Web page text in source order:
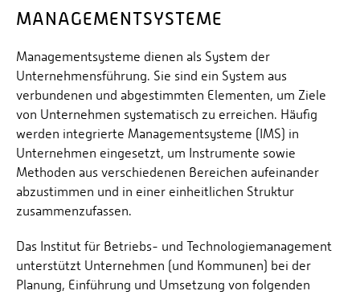
Nationalparkforschung
Perival
Robotix-Academy
S.U.N.-Projekt
Umweltinformationssysteme
Örtlicher Personalrat
ERNEUERBARE/HOCHEFFIZIENTE ENERGIESYSTEME
MANAGEMENTSYSTEME
Managementsysteme dienen als System der
Unternehmensführung. Sie sind ein System aus
verbundenen und abgestimmten Elementen, um Ziele
von Unternehmen systematisch zu erreichen. Häufig
werden integrierte Managementsysteme (IMS) in
Unternehmen eingesetzt, um Instrumente sowie
Methoden aus verschiedenen Bereichen aufeinander
abzustimmen und in einer einheitlichen Struktur
zusammenzufassen.
Das Institut für Betriebs- und Technologiemanagement
unterstützt Unternehmen (und Kommunen) bei der
Planung, Einführung und Umsetzung von folgenden